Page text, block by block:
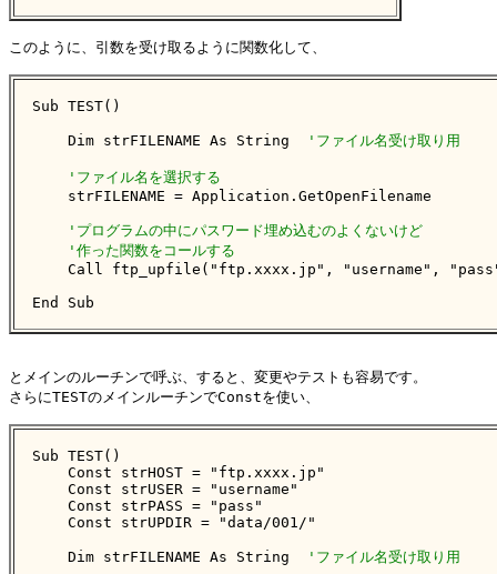
このように、引数を受け取るように関数化して、
Sub TEST()
    Dim strFILENAME As String
'ファイル名受け取り用
'ファイル名を選択する
    strFILENAME = Application.GetOpenFilename
'プログラムの中にパスワード埋め込むのよくないけど
'作った関数をコールする
Call ftp_upfile("ftp.xxxx.jp", "username",
End Sub
とメインのルーチンで呼ぶ、すると、変更やテストも容易です。
さらにTESTのメインルーチンでConstを使い、
Sub TEST()
    Const strHOST = "ftp.xxxx.jp"
    Const strUSER = "username"
    Const strPASS = "pass"
    Const strUPDIR = "data/001/"
    Dim strFILENAME As String
'ファイル名受け取り用